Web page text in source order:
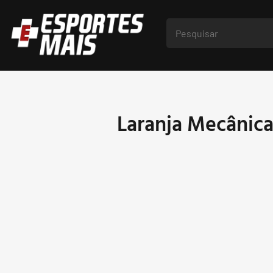
Laranja Mecânica